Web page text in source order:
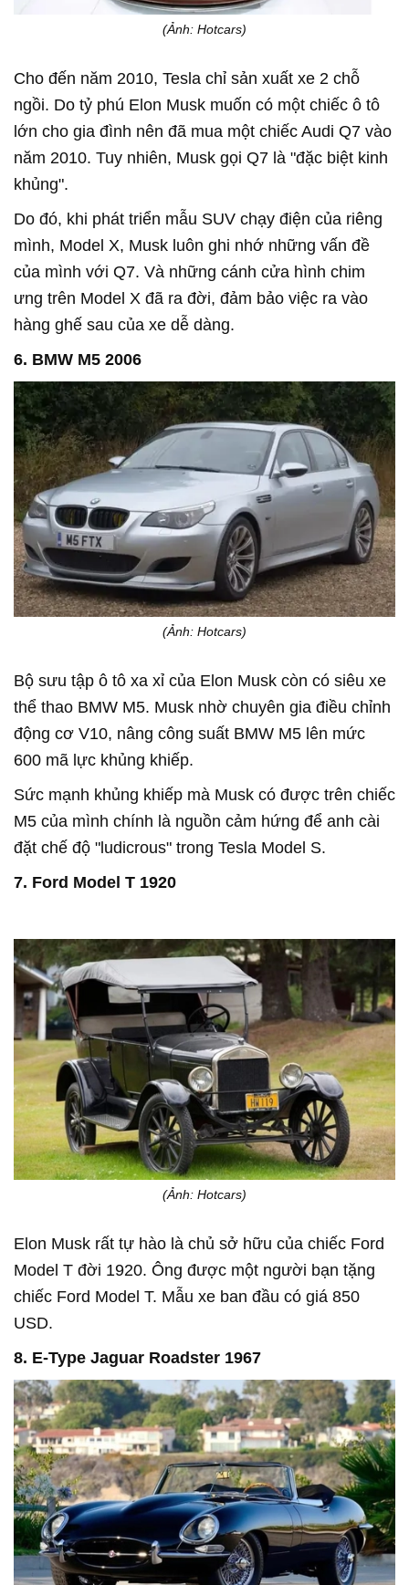
(Ảnh: Hotcars)
Cho đến năm 2010, Tesla chỉ sản xuất xe 2 chỗ
ngồi. Do tỷ phú Elon Musk muốn có một chiếc ô tô
lớn cho gia đình nên đã mua một chiếc Audi Q7 vào
năm 2010. Tuy nhiên, Musk gọi Q7 là "đặc biệt kinh
khủng".
Do đó, khi phát triển mẫu SUV chạy điện của riêng
mình, Model X, Musk luôn ghi nhớ những vấn đề
của mình với Q7. Và những cánh cửa hình chim
ưng trên Model X đã ra đời, đảm bảo việc ra vào
hàng ghế sau của xe dễ dàng.
6. BMW M5 2006
(Ảnh: Hotcars)
Bộ sưu tập ô tô xa xỉ của Elon Musk còn có siêu xe
thể thao BMW M5. Musk nhờ chuyên gia điều chỉnh
động cơ V10, nâng công suất BMW M5 lên mức
600 mã lực khủng khiếp.
Sức mạnh khủng khiếp mà Musk có được trên chiếc
M5 của mình chính là nguồn cảm hứng để anh cài
đặt chế độ "ludicrous" trong Tesla Model S.
7. Ford Model T 1920
(Ảnh: Hotcars)
Elon Musk rất tự hào là chủ sở hữu của chiếc Ford
Model T đời 1920. Ông được một người bạn tặng
chiếc Ford Model T. Mẫu xe ban đầu có giá 850
USD.
8. E-Type Jaguar Roadster 1967